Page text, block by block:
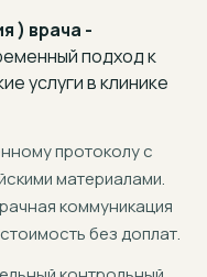
) врача -
подход к
услугив клинике
протоколу с
материалами.
коммуникация
без доплат.